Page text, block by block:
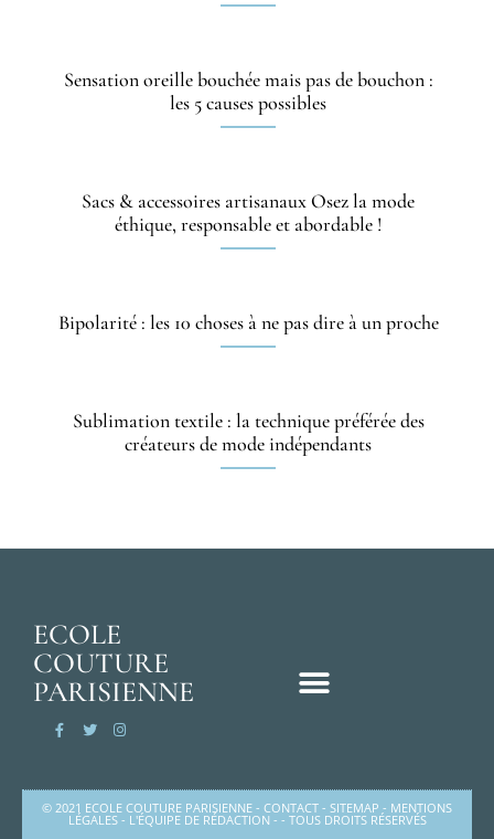
Sensation oreille bouchée mais pas de bouchon :
les 5 causes possibles
Sacs & accessoires artisanaux Osez la mode
éthique, responsable et abordable !
Bipolarité : les 10 choses à ne pas dire à un proche
Sublimation textile : la technique préférée des
créateurs de mode indépendants
ECOLE
COUTURE
PARISIENNE
© 2021 ECOLE COUTURE PARISIENNE - CONTACT - SITEMAP - MENTIONS
LÉGALES- L'ÉQUIPE DE RÉDACTION- - TOUS DROITS RÉSERVÉS